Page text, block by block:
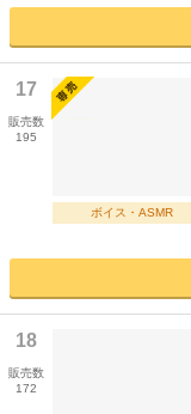
17
販売数
195
ボイス・ASMR
18
販売数
172